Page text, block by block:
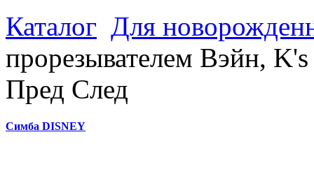
Каталог Для
прорезывателем Вэйн,
Пред След
Симба DISNEY